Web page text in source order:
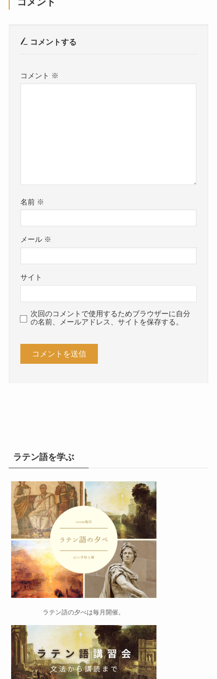
コメントする
コメント ※
名前 ※
メール ※
サイト
次回のコメントで使用するためブラウザーに自分
の名前、メールアドレス、サイトを保存する。
ラテン語を学ぶ
ラテン語の夕べは毎月開催。